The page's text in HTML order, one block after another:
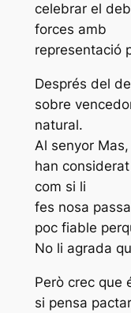
celebrar el
forces amb
representació
Després del
sobre
natural.
Al senyor
han
com si li
fes nosa
poc fiable
No li agrada
Però crec que
si pensa